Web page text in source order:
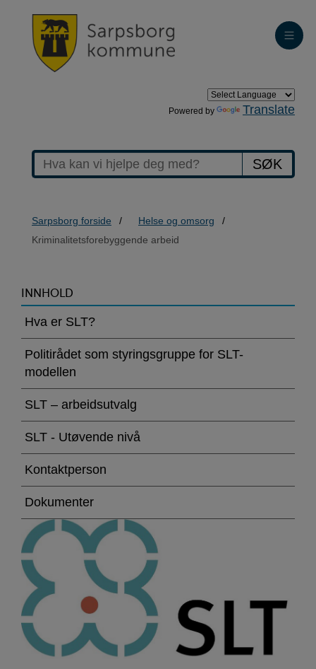
Powered by Translate
SØK
Sarpsborg forside
Helse og omsorg
Kriminalitetsforebyggende arbeid
arbeid
INNHOLD
Hva er SLT?
Politirådet som styringsgruppe for SLT-
modellen
SLT – arbeidsutvalg
SLT - Utøvende nivå
Kontaktperson
Dokumenter